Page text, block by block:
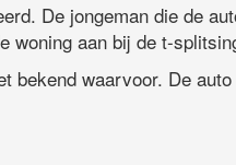
De jongeman die de
woning aan bij de t-
bekend waarvoor. De